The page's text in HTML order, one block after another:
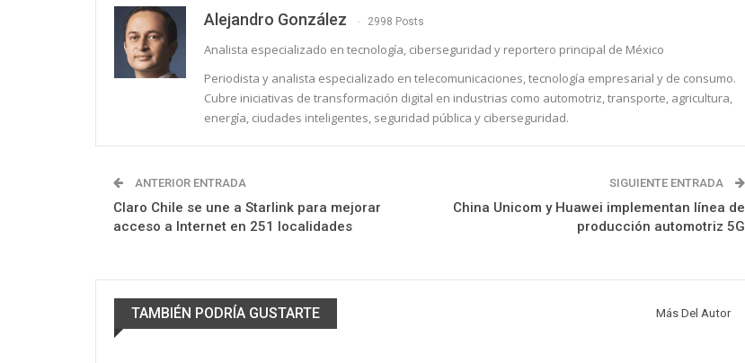
Alejandro González 2998 Posts
Analista especializado en tecnología, ciberseguridad y reportero principal de México
Periodista y analista especializado en telecomunicaciones, tecnología empresarial y de consumo.
Cubre iniciativas de transformación digital en industrias como automotriz, transporte, agricultura,
energía, ciudades inteligentes, seguridad pública y ciberseguridad.
ANTERIOR ENTRADA
Claro Chile se une a Starlink para mejorar
acceso a Internet en 251 localidades
SIGUIENTE ENTRADA
China Unicom y Huawei implementan línea de
producción automotriz 5G
TAMBIÉN PODRÍA GUSTARTE Más Del Autor